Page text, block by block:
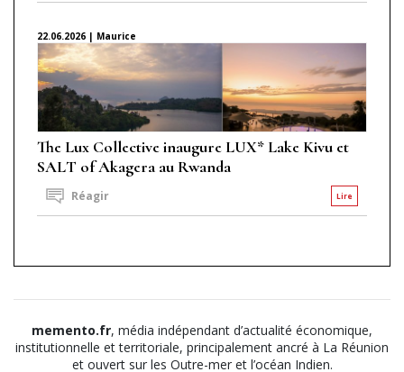
22.06.2026 | Maurice
The Lux Collective inaugure LUX* Lake Kivu et
SALT of Akagera au Rwanda
Lire
Réagir
memento.fr, média indépendant d’actualité économique,
institutionnelle et territoriale, principalement ancré à La Réunion
et ouvert sur les Outre-mer et l’océan Indien.